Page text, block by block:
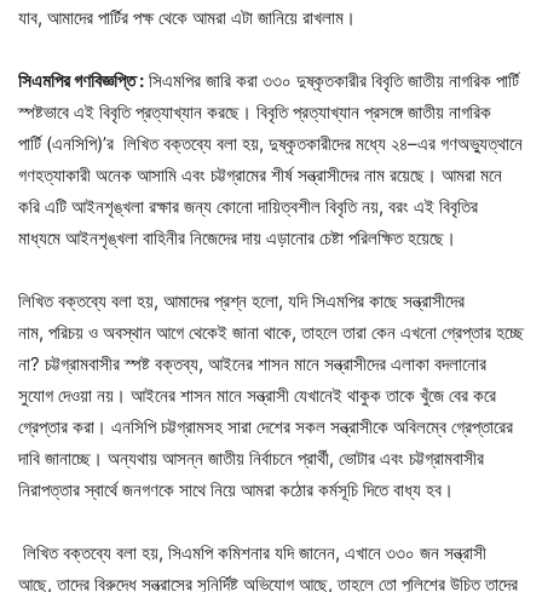
যাব, আমাদের পার্টির পক্ষ থেকে আমরা এটা জানিয়ে রাখলাম।
সিএমপিরগণবিজ্ঞপ্তি : সিএমপির জারি করা ৩৩০ দুষ্কৃতকারীর বিবৃতি জাতীয় নাগরিক পার্টি
স্পষ্টভাবে এই বিবৃতি প্রত্যাখ্যান করছে। বিবৃতি প্রত্যাখ্যান প্রসঙ্গে জাতীয় নাগরিক
পার্টি (এনসিপি)’র লিখিত বক্তব্যে বলা হয়, দুষ্কৃতকারীদের মধ্যে ২৪–এর গণঅভ্যুত্থানে
গণহত্যাকারী অনেক আসামি এবং চট্টগ্রামের শীর্ষ সন্ত্রাসীদের নাম রয়েছে। আমরা মনে
করি এটি আইনশৃঙ্খলা রক্ষার জন্য কোনো দায়িত্বশীল বিবৃতি নয়, বরং এই বিবৃতির
মাধ্যমে আইনশৃঙ্খলা বাহিনীর নিজেদের দায় এড়ানোর চেষ্টা পরিলক্ষিত হয়েছে।
‎লিখিত বক্তব্যে বলা হয়, আমাদের প্রশ্ন হলো, যদি সিএমপির কাছে সন্ত্রাসীদের
নাম, পরিচয় ও অবস্থান আগে থেকেই জানা থাকে, তাহলে তারা কেন এখনো গ্রেপ্তার হচ্ছে
না? চট্টগ্রামবাসীর স্পষ্ট বক্তব্য, আইনের শাসন মানে সন্ত্রাসীদের এলাকা বদলানোর
সুযোগ দেওয়া নয়। আইনের শাসন মানে সন্ত্রাসী যেখানেই থাকুক তাকে খুঁজে বের করে
গ্রেপ্তার করা। এনসিপি চট্টগ্রামসহ সারা দেশের সকল সন্ত্রাসীকে অবিলম্বে গ্রেপ্তারের
দাবি জানাচ্ছে। অন্যথায় আসন্ন জাতীয় নির্বাচনে প্রার্থী, ভোটার এবং চট্টগ্রামবাসীর
নিরাপত্তার স্বার্থে জনগণকে সাথে নিয়ে আমরা কঠোর কর্মসূচি দিতে বাধ্য হব।
‎ লিখিত বক্তব্যে বলা হয়, সিএমপি কমিশনার যদি জানেন, এখানে ৩৩০ জন সন্ত্রাসী
আছে, তাদের বিরুদ্ধে সন্ত্রাসের সুনির্দিষ্ট অভিযোগ আছে, তাহলে তো পুলিশের উচিত তাদের